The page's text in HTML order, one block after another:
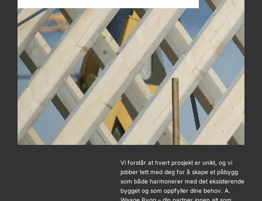
Vi forstår at hvert prosjekt er unikt, og vi
jobber tett med deg for å skape et påbygg
som både harmonerer med det eksisterende
bygget og som oppfyller dine behov. A.